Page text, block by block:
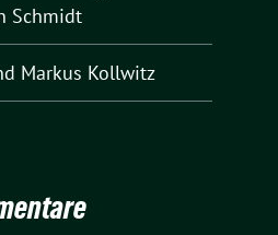
Schmidt
Markus Kollwitz